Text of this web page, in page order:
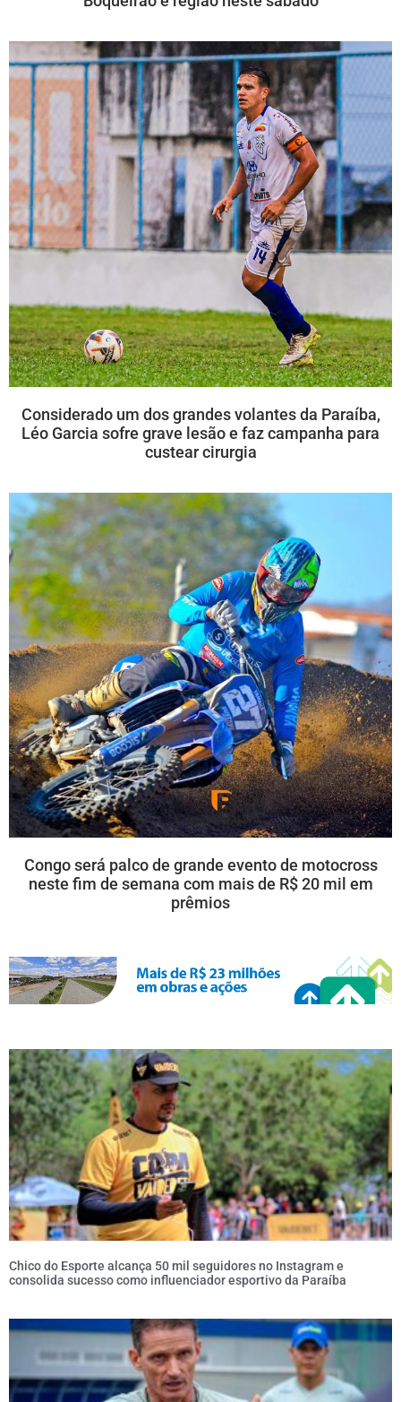
Considerado um dos grandes volantes da Paraíba,
Léo Garcia sofre grave lesão e faz campanha para
custear cirurgia
Congo será palco de grande evento de motocross
neste fim de semana com mais de R$ 20 mil em
prêmios
Chico do Esporte alcança 50 mil seguidores no Instagram e
consolida sucesso como influenciador esportivo da Paraíba